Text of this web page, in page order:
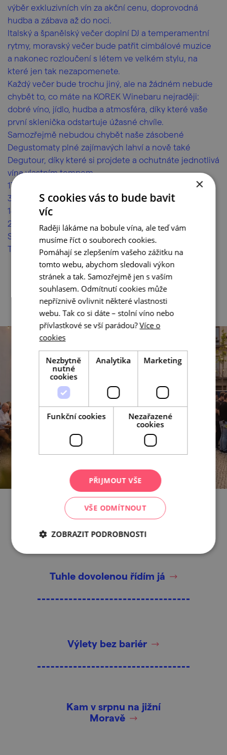
výběr exkluzivních vín za akční cenu, doprovodná
hudba a zábava až do noci.
Italský a španělský večer doplní DJ a temperamentní
rytmy, moravský večer bude patřit cimbálové muzice
a nakonec rozloučení s létem ve velkém stylu, na
které jen tak nezapomenete.
Každý večer bude trochu jiný, ale na žádném nebude
chybět to, co máte na KOREK Winebaru nejraději:
dobré víno, jídlo, hudba a atmosféra, díky které vaše
první sklenička odstartuje úžasné chvíle.
Samozřejmě nebudou chybět naše zásobené
Degustomaty plné zajímavých lahví a nově také
Degutour, díky které si projdete a ochutnáte jednotlivá
vína vlastním tempem.
17. 7. 2026 – Španělský večer
31. 7. 2026 – Moravský večer
14. 8. 2026 – Italský večer
28. 8. 2026 – Velká rozlučka s létem
Sledujte naše sociální sítě pro více informací!
Těšíme se na vás v KOREK Winebaru.
Co zrovna frčí?
Tuhle dovolenou řídím já
Výlety bez bariér
Kam v srpnu na jižní
Moravě
×
S cookies vás to bude bavit
víc
Raději lákáme na bobule vína, ale teď vám
musíme říct o souborech cookies.
Pomáhají se zlepšením vašeho zážitku na
tomto webu, abychom sledovali výkon
stránek a tak. Samozřejmě jen s vaším
souhlasem. Odmítnutí cookies může
nepříznivě ovlivnit některé vlastnosti
webu. Tak co si dáte – stolní víno nebo
přívlastkové se vší parádou?Více o
cookies
Nezbytně
nutné
cookies
Analytika Marketing
Funkční cookies
Nezařazené
cookies
PŘIJMOUT VŠE
VŠE ODMÍTNOUT
ZOBRAZIT PODROBNOSTI